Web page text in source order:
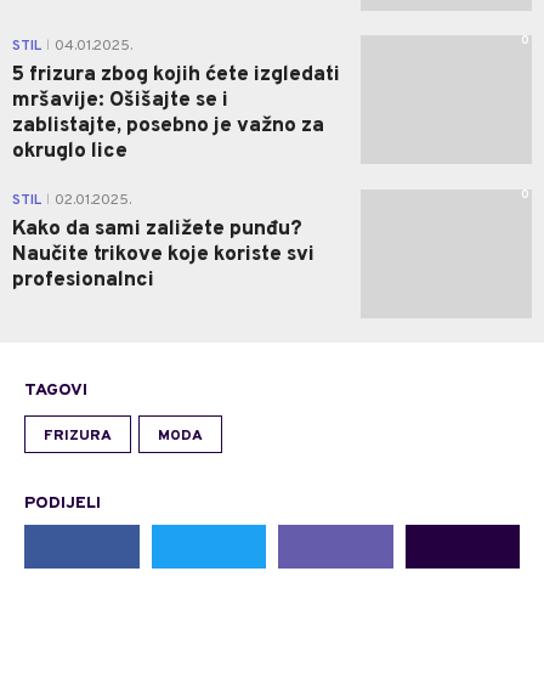
STIL 04.01.2025.
5 frizura zbog kojih ćete izgledati
mršavije: Ošišajte se i
zablistajte, posebno je važno za
okruglo lice
0
STIL 02.01.2025.
Kako da sami zaližete punđu?
Naučite trikove koje koriste svi
profesionalnci
0
TAGOVI
FRIZURA MODA
PODIJELI